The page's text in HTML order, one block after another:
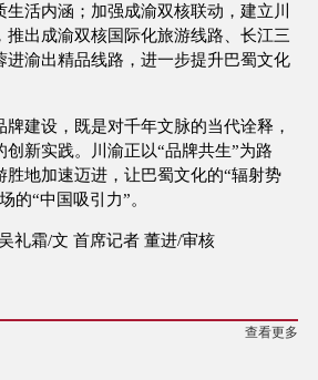
活内涵；加强成渝双核联动，建立川
推出成渝双核国际化旅游线路、长江三
进渝出精品线路，进一步提升巴蜀文化
建设，既是对千年文脉的当代诠释，
新实践。川渝正以“品牌共生”为路
胜地加速迈进，让巴蜀文化的“辐射势
的“中国吸引力”。
礼霜/文 首席记者 董进/审核
查看更多